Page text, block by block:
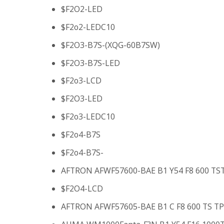
$F2O2-LED
$F2o2-LEDC10
$F2O3-B7S-(XQG-60B7SW)
$F2O3-B7S-LED
$F2o3-LCD
$F2O3-LED
$F2o3-LEDC10
$F2o4-B7S
$F2o4-B7S-
AFTRON AFWF57600-BAE B1 Y54 F8 600
$F2O4-LCD
AFTRON AFWF57605-BAE B1 C F8 600 TS TP